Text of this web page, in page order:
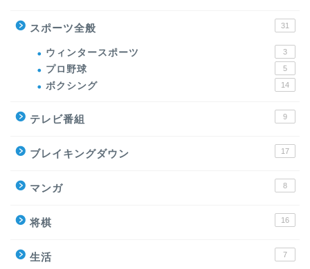
スポーツ全般 31
ウィンタースポーツ 3
プロ野球 5
ボクシング 14
テレビ番組 9
ブレイキングダウン 17
マンガ 8
将棋 16
生活 7